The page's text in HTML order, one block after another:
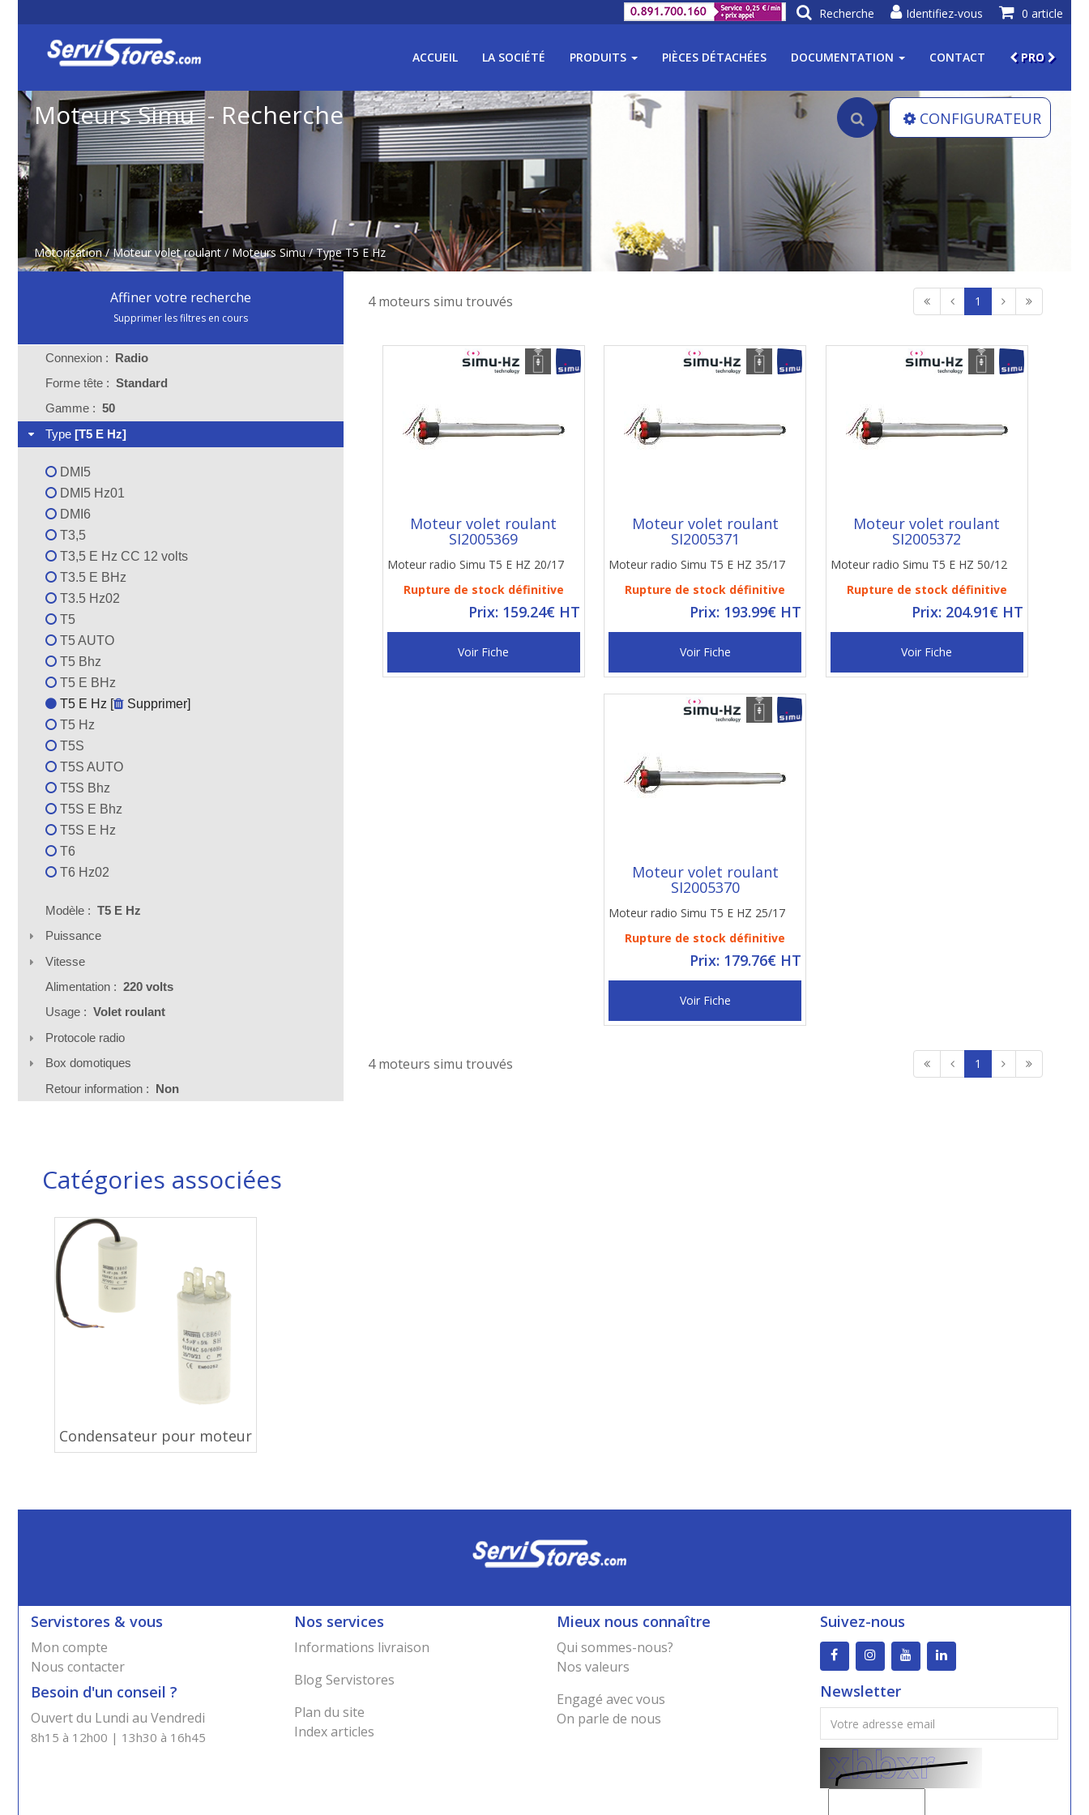
0 article
Identifiez-vous
Recherche
ACCUEIL LA SOCIÉTÉ PRODUITS PIÈCES DÉTACHÉES DOCUMENTATION CONTACT PRO
Moteurs Simu - Recherche
Motorisation /Moteur volet roulant / Moteurs Simu / Type T5 E Hz
CONFIGURATEUR
Affiner votre recherche
Supprimer les filtres en cours
Connexion : Radio
Forme tête : Standard
Gamme : 50
Type [T5 E Hz]
DMI5
DMI5 Hz01
DMI6
T3,5
T3,5 E Hz CC 12 volts
T3.5 E BHz
T3.5 Hz02
T5
T5 AUTO
T5 Bhz
T5 E BHz
T5 E Hz [
Supprimer]
T5 Hz
T5S
T5S AUTO
T5S Bhz
T5S E Bhz
T5S E Hz
T6
T6 Hz02
Modèle : T5 E Hz
Puissance
Vitesse
Alimentation : 220 volts
Usage : Volet roulant
Protocole radio
Box domotiques
Retour information : Non
4 moteurs simu trouvés 1
Moteur volet roulant
SI2005369
Moteur radio Simu T5 E HZ 20/17
Rupture de stock définitive
Prix: 159.24€ HT
Voir Fiche
Moteur volet roulant
SI2005371
Moteur radio Simu T5 E HZ 35/17
Rupture de stock définitive
Prix: 193.99€ HT
Voir Fiche
Moteur volet roulant
SI2005372
Moteur radio Simu T5 E HZ 50/12
Rupture de stock définitive
Prix: 204.91€ HT
Voir Fiche
Moteur volet roulant
SI2005370
Moteur radio Simu T5 E HZ 25/17
Rupture de stock définitive
Prix: 179.76€ HT
Voir Fiche
4 moteurs simu trouvés 1
Catégories associées
Condensateur pour moteur
Servistores & vous
Mon compte
Nous contacter
Besoin d'un conseil ?
Ouvert du Lundi au Vendredi
8h15 à 12h00 | 13h30 à 16h45
Nos services
Informations livraison
Blog Servistores
Plan du site
Index articles
Mieux nous connaître
Qui sommes-nous?
Nos valeurs
Engagé avec vous
On parle de nous
Suivez-nous
Newsletter